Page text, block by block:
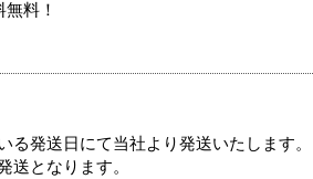
料！
発送日にて当社より発送いたします。
送となります。